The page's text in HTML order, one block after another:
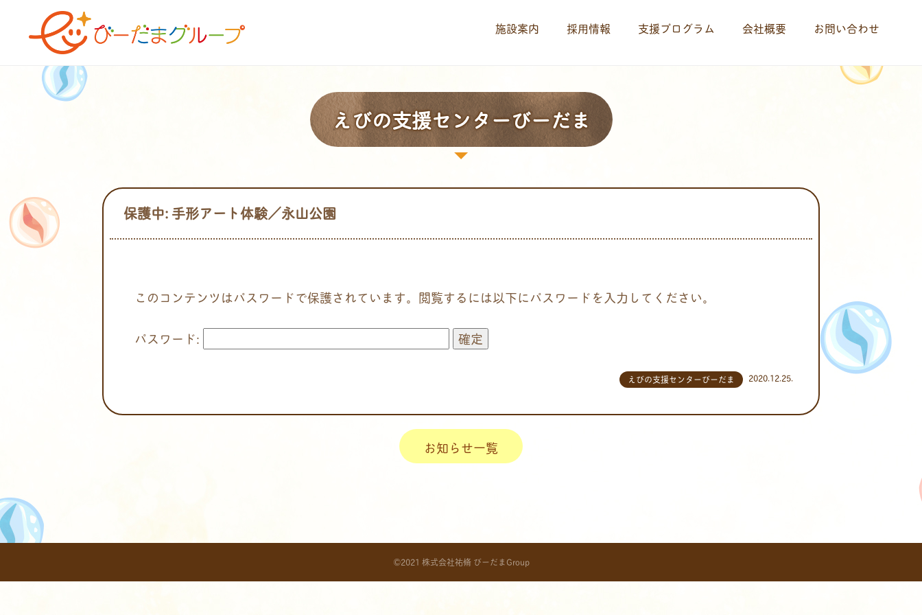
施設案内 採用情報 支援プログラム 会社概要 お問い合わせ
えびの支援センターびーだま
保護中: 手形アート体験／永山公園
このコンテンツはパスワードで保護されています。閲覧するには以下にパスワードを入力してください。
パスワード:
2020.12.25.
えびの支援センターびーだま
お知らせ一覧
©2021 株式会社祐脩 びーだまGroup